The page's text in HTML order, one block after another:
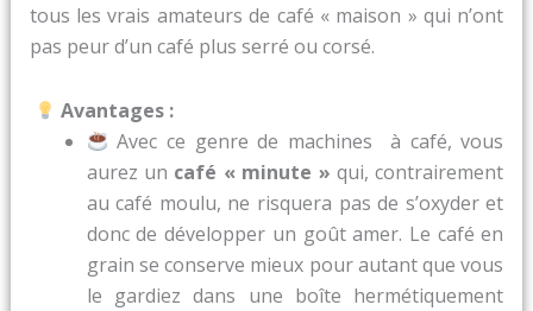
tous les vrais amateurs de café « maison » qui n’ont
pas peur d’un café plus serré ou corsé.
Avantages :
Avec ce genre de machines à café, vous
aurez un café « minute » qui, contrairement
au café moulu, ne risquera pas de s’oxyder et
donc de développer un goût amer. Le café en
grain se conserve mieux pour autant que vous
le gardiez dans une boîte hermétiquement